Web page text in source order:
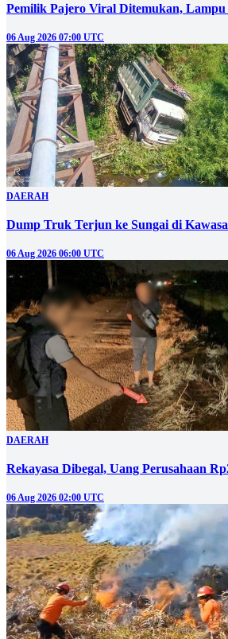
Pemilik Pajero Viral Ditemukan,
06 Aug 2026 07:00 UTC
DAERAH
Dump Truk Terjun ke Sungai di
06 Aug 2026 06:00 UTC
DAERAH
Rekayasa Dibegal, Uang Perusahaan
06 Aug 2026 02:00 UTC